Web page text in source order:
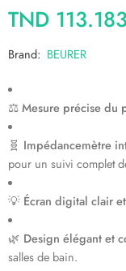
TND 113.183
Brand: BEURER
⚖️Mesure précise du
🧬 Impédancemètre
pour un suivi complet
💡 Écran digital clair
🌿 Design élégant et
salles de bain.